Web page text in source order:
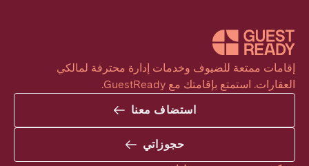
العقارات. استمتع بإقامتك مع GuestReady.
استضاف معنا
حجوزاتي